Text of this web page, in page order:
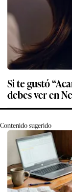
Si te gustó
debes ver en
Contenido sugerido